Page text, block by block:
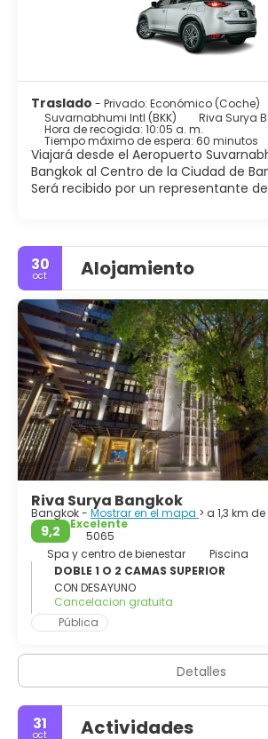
Bangkok es un gran lugar para ir de
tiendas, centros comerciales y
todos los deseos. La vida nocturna en
variada como la propia ciudad, desde
Bangkok es una gran metrópolis en
concurridas pero ala vez pacífica y
principales destinos del mundo que uno
Traslado - Privado: Económico (Coche)
Suvarnabhumi Intl (BKK)
Riva Surya
Hora de recogida: 10:05 a. m.
Tiempo máximo de espera: 60 minutos
Viajará desde el Aeropuerto
Bangkok al Centro de la Ciudad de
Será recibido por un representante
30
oct Alojamiento
Riva Surya Bangkok
Bangkok - Mostrar en el mapa > a 1,3 km
9,2
Excelente
5065
Spa y centro de bienestar
Piscina
DOBLE 1 O 2 CAMAS SUPERIOR
CON DESAYUNO
Cancelacion gratuita
Pública
Detalles
31
oct Actividades